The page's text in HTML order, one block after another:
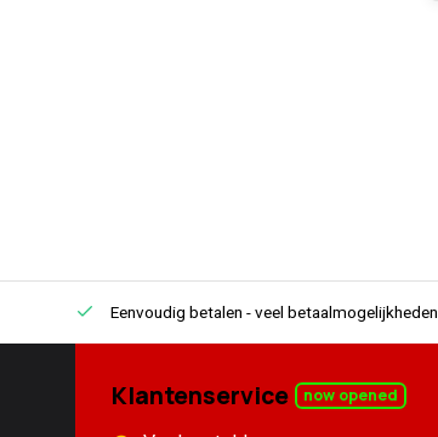
Eenvoudig betalen - veel betaalmogelijkheden
Klantenservice now opened